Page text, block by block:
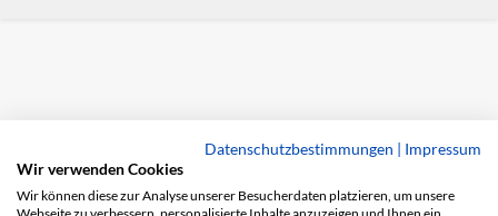
Datenschutzbestimmungen | Impressum
Wir verwenden Cookies
Wir können diese zur Analyse unserer Besucherdaten platzieren, um unsere